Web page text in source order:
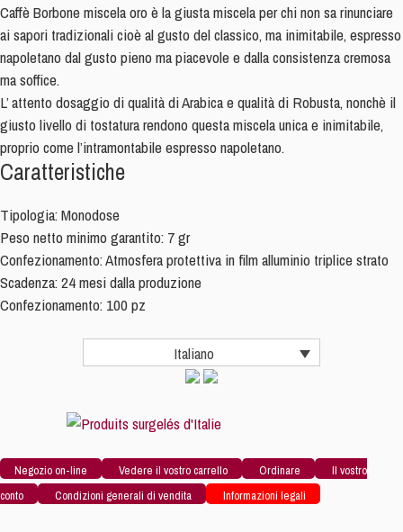
Caffè Borbone miscela oro è la giusta miscela per chi non sa rinunciare
ai sapori tradizionali cioè al gusto del classico, ma inimitabile, espresso
napoletano dal gusto pieno ma piacevole e dalla consistenza cremosa
ma soffice.
L’ attento dosaggio di qualità di Arabica e qualità di Robusta, nonchè il
giusto livello di tostatura rendono questa miscela unica e inimitabile,
proprio come l’intramontabile espresso napoletano.
Caratteristiche
Tipologia: Monodose
Peso netto minimo garantito: 7 gr
Confezionamento: Atmosfera protettiva in film alluminio triplice strato
Scadenza: 24 mesi dalla produzione
Confezionamento: 100 pz
Italiano
Negozio on-line Vedere il vostro carrello Ordinare
Il vostro
conto
Condizioni generali di vendita Informazioni legali